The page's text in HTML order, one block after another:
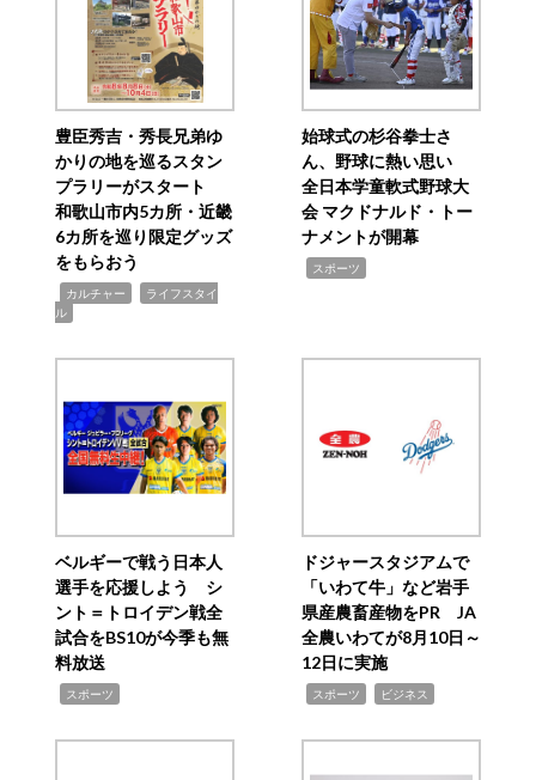
豊臣秀吉・秀長兄弟ゆ
かりの地を巡るスタン
プラリーがスタート
和歌山市内5カ所・近畿
6カ所を巡り限定グッズ
をもらおう
カルチャー
ライフスタイ
ル
始球式の杉谷拳士さ
ん、野球に熱い思い
全日本学童軟式野球大
会 マクドナルド・トー
ナメントが開幕
スポーツ
ベルギーで戦う日本人
選手を応援しよう シ
ント＝トロイデン戦全
試合をBS10が今季も無
料放送
スポーツ
ドジャースタジアムで
「いわて牛」など岩手
県産農畜産物をPR JA
全農いわてが8月10日～
12日に実施
スポーツ ビジネス